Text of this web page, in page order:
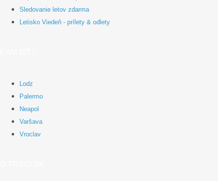
Sledovanie letov zdarma
Letisko Viedeň - prílety & odlety
Lodz
Palermo
Neapol
Varšava
Vroclav